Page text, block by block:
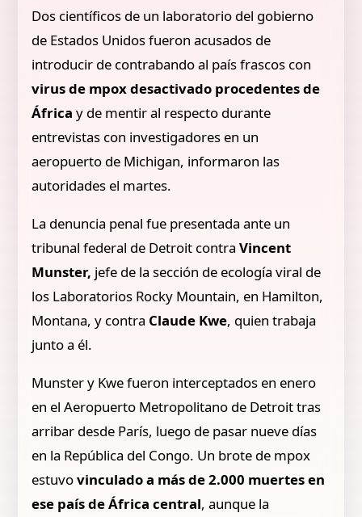
Dos científicos de un laboratorio del gobierno
de Estados Unidos fueron acusados de
introducir de contrabando al país frascos con
virus de mpox desactivado procedentes de
Áfricay de mentir al respecto durante
entrevistas con investigadores en un
aeropuerto de Michigan, informaron las
autoridades el martes.
La denuncia penal fue presentada ante un
tribunal federal de Detroit contra Vincent
Munster, jefe de la sección de ecología viral de
los Laboratorios Rocky Mountain, en Hamilton,
Montana, y contra Claude Kwe, quien trabaja
junto a él.
Munster y Kwe fueron interceptados en enero
en el Aeropuerto Metropolitano de Detroit tras
arribar desde París, luego de pasar nueve días
en la República del Congo. Un brote de mpox
estuvovinculado a más de 2.000 muertes en
ese país de África central, aunque la